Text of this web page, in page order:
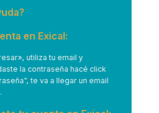
en Exical:
, utiliza tu email y
la contraseña hacé click
te va a llegar un email